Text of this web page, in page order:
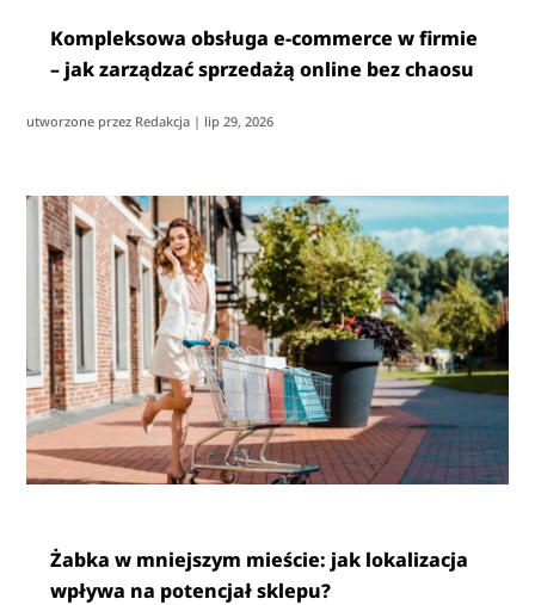
Kompleksowa obsługa e-commerce w firmie
– jak zarządzać sprzedażą online bez chaosu
utworzone przez Redakcja | lip 29, 2026
Żabka w mniejszym mieście: jak lokalizacja
wpływa na potencjał sklepu?